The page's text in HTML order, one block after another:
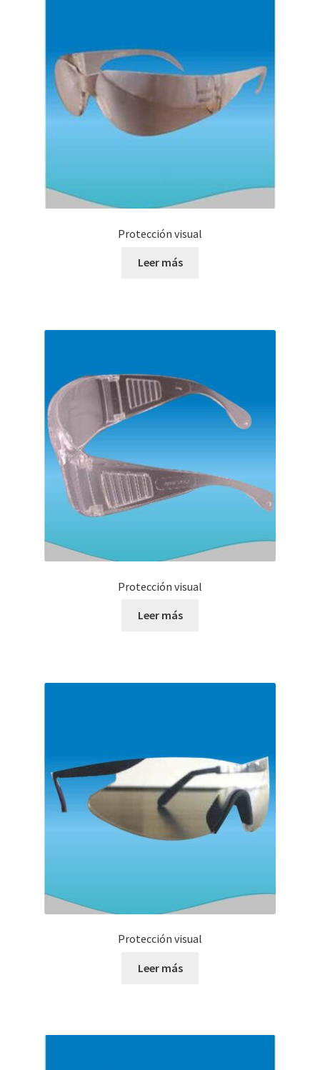
Protección visual
Leer más
Protección visual
Leer más
Protección visual
Leer más